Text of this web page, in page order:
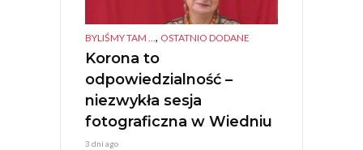
BYLIŚMY TAM ..., OSTATNIO DODANE
Korona to
odpowiedzialność –
niezwykła sesja
fotograficzna w Wiedniu
3 dni ago